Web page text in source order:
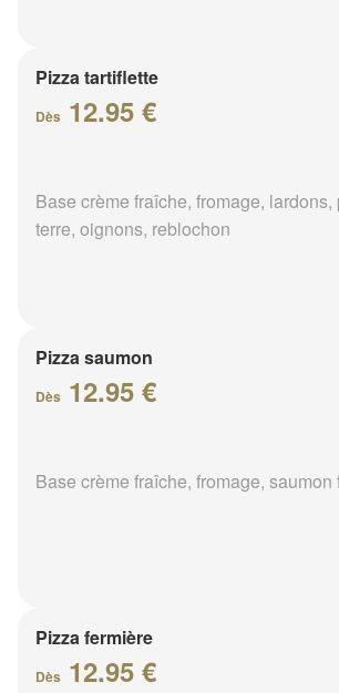
Pizza tartiflette
Dès 12.95 €
Base crème fraîche, fromage, lardons,
terre, oignons, reblochon
Pizza saumon
Dès 12.95 €
Base crème fraîche, fromage, saumon
Pizza fermière
Dès 12.95 €